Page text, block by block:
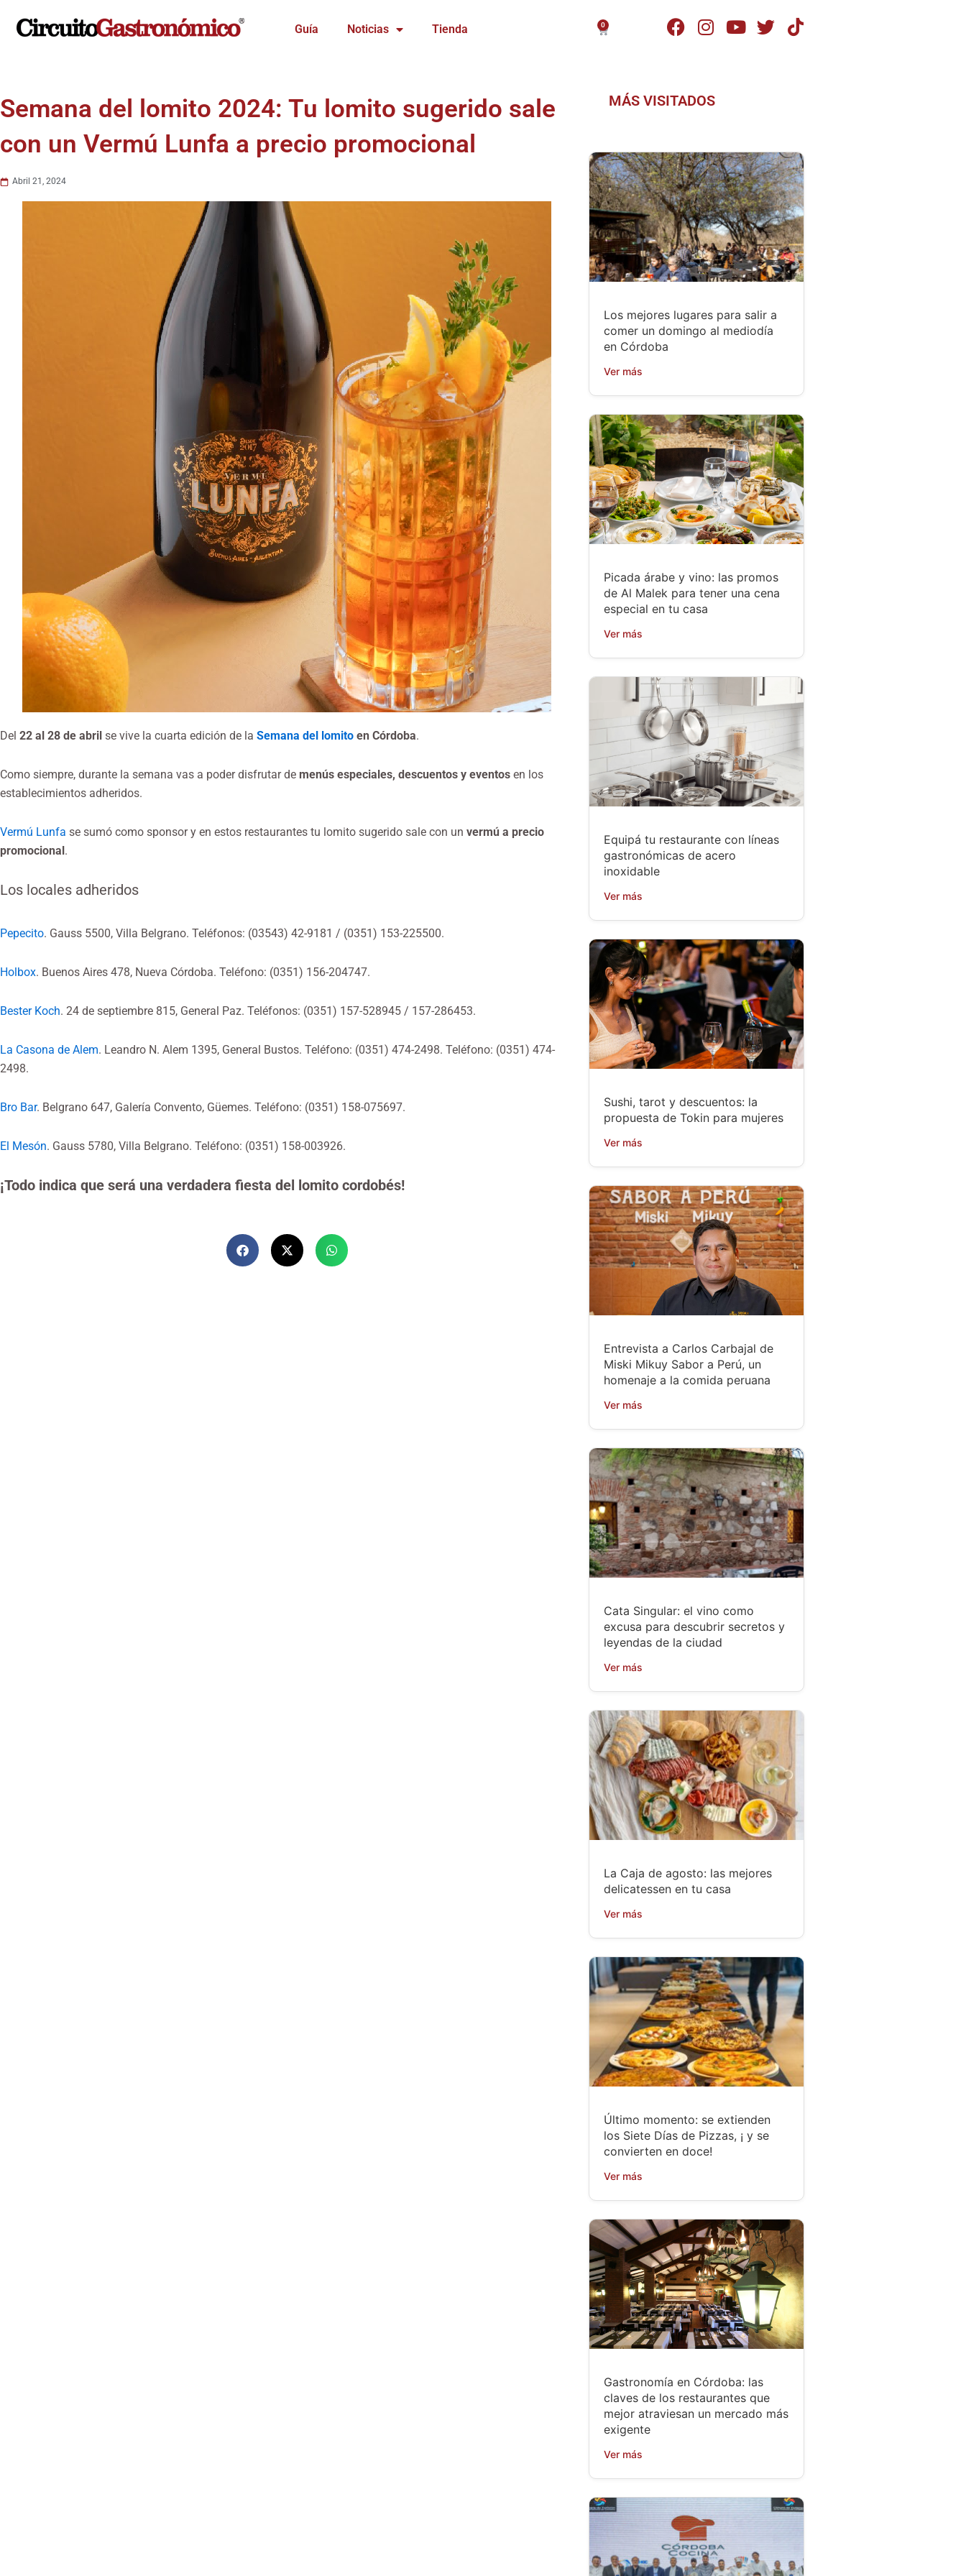
Guía Noticias Tienda 0
Carrito
Semana del lomito 2024: Tu lomito sugerido sale
con un Vermú Lunfa a precio promocional
Abril 21, 2024
Del 22 al 28 de abril se vive la cuarta edición de la Semana del lomito en Córdoba.
Como siempre, durante la semana vas a poder disfrutar de menús especiales, descuentos y eventos en los
establecimientos adheridos.
Vermú Lunfa se sumó como sponsor y en estos restaurantes tu lomito sugerido sale con un vermú a precio
promocional.
Los locales adheridos
Pepecito. Gauss 5500, Villa Belgrano. Teléfonos: (03543) 42-9181 / (0351) 153-225500.
Holbox. Buenos Aires 478, Nueva Córdoba. Teléfono: (0351) 156-204747.
Bester Koch. 24 de septiembre 815, General Paz. Teléfonos: (0351) 157-528945 / 157-286453.
La Casona de Alem. Leandro N. Alem 1395, General Bustos. Teléfono: (0351) 474-2498. Teléfono: (0351) 474-
2498.
Bro Bar. Belgrano 647, Galería Convento, Güemes. Teléfono: (0351) 158-075697.
El Mesón. Gauss 5780, Villa Belgrano. Teléfono: (0351) 158-003926.
¡Todo indica que será una verdadera fiesta del lomito cordobés!
MÁS VISITADOS
Los mejores lugares para salir a
comer un domingo al mediodía
en Córdoba
Ver más
Picada árabe y vino: las promos
de Al Malek para tener una cena
especial en tu casa
Ver más
Equipá tu restaurante con líneas
gastronómicas de acero
inoxidable
Ver más
Sushi, tarot y descuentos: la
propuesta de Tokin para mujeres
Ver más
Entrevista a Carlos Carbajal de
Miski Mikuy Sabor a Perú, un
homenaje a la comida peruana
Ver más
Cata Singular: el vino como
excusa para descubrir secretos y
leyendas de la ciudad
Ver más
La Caja de agosto: las mejores
delicatessen en tu casa
Ver más
Último momento: se extienden
los Siete Días de Pizzas, ¡ y se
convierten en doce!
Ver más
Gastronomía en Córdoba: las
claves de los restaurantes que
mejor atraviesan un mercado más
exigente
Ver más